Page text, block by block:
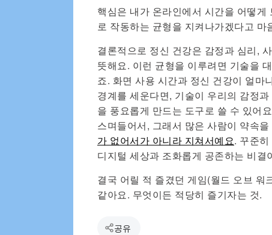
핵심은 내가 온라인에서 시간을 어떻
로 작동하는 균형을 지켜나가겠다고 마
결론적으로 정신 건강은 감정과 심리,
뜻해요. 이런 균형을 이루려면 기술을
죠. 화면 사용 시간과 정신 건강이 얼마
경계를 세운다면, 기술이 우리의 감정
을 풍요롭게 만드는 도구로 쓸 수 있어
스며들어서, 그래서 많은 사람이 약속
가 없어서가 아니라 지쳐서예요. 꾸준
디지털 세상과 조화롭게 공존하는 비결
결국 어릴 적 즐겼던 게임(월드 오브 워
같아요. 무엇이든 적당히 즐기자는 것.
공유